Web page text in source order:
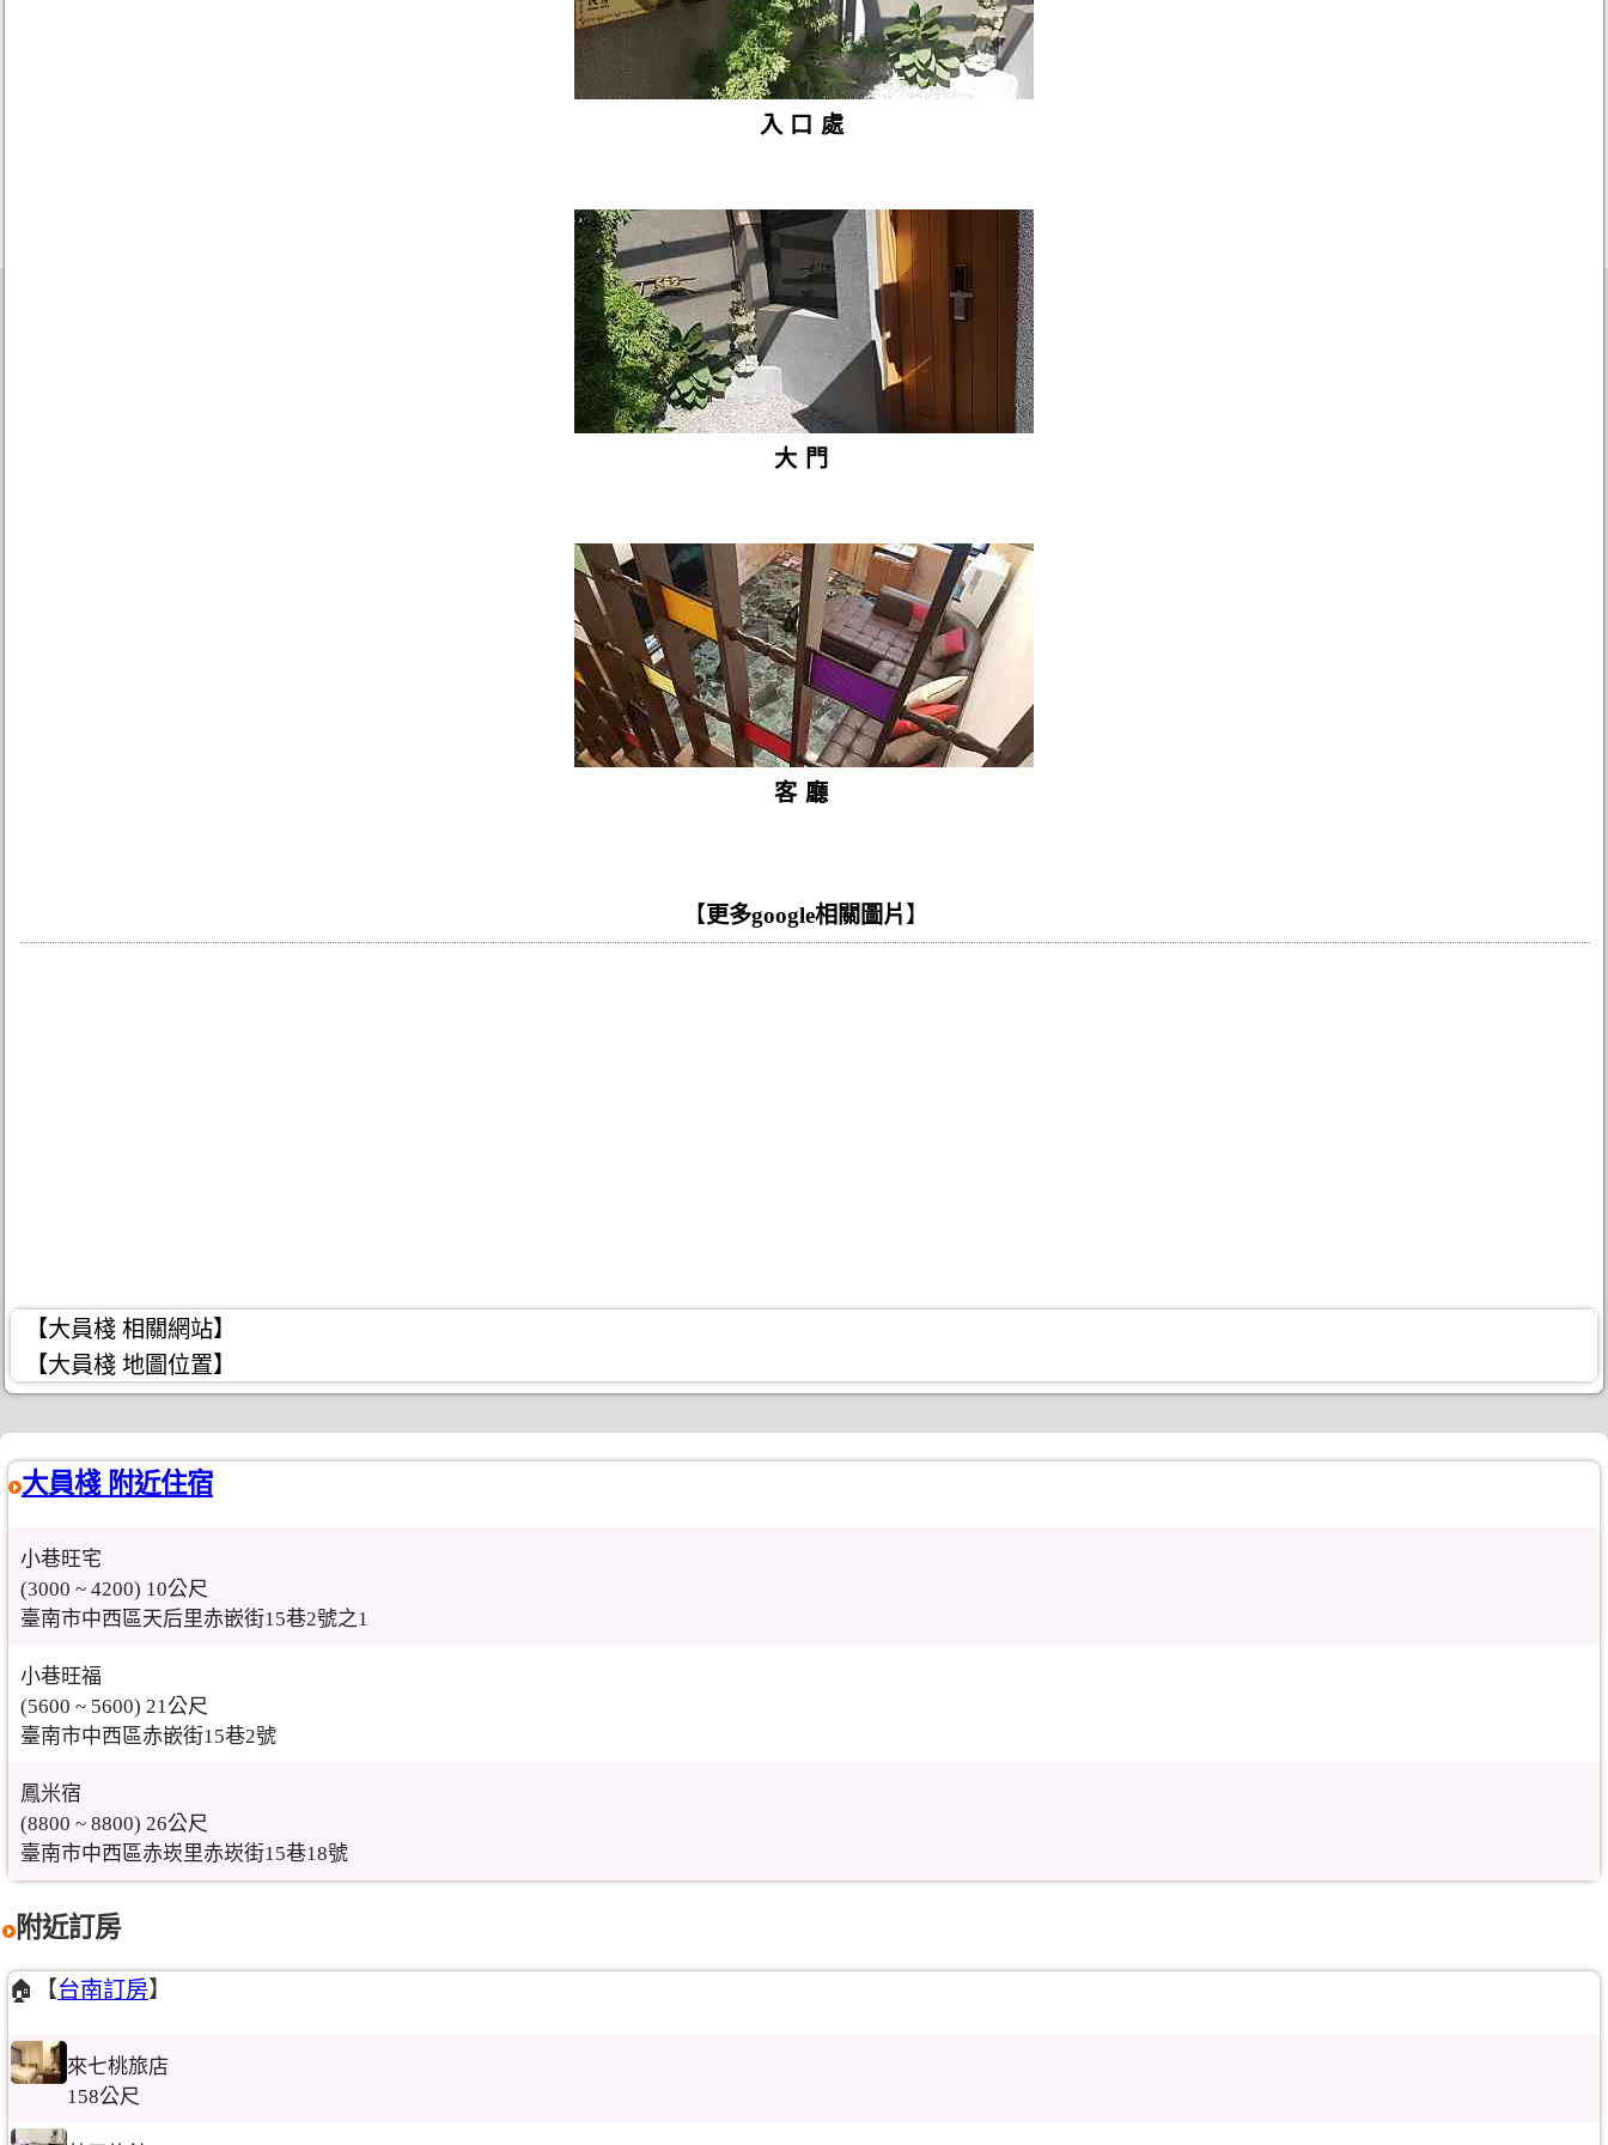
入口處
大門
客廳
【 更多google相關圖片 】
【大員棧 相關網站】
【大員棧 地圖位置】
大員棧 附近住宿
小巷旺宅
(3000 ~ 4200) 10公尺
臺南市中西區天后里赤嵌街15巷2號之1
小巷旺福
(5600 ~ 5600) 21公尺
臺南市中西區赤嵌街15巷2號
鳳米宿
(8800 ~ 8800) 26公尺
臺南市中西區赤崁里赤崁街15巷18號
附近訂房
🏠【台南訂房】
來七桃旅店
158公尺